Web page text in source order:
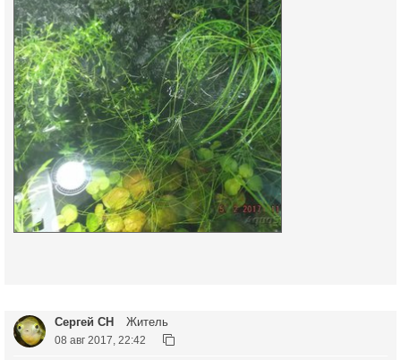
Сергей СН Житель
08 авг 2017, 22:42